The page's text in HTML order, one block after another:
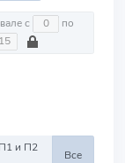
На интервале с по
и П2
Все